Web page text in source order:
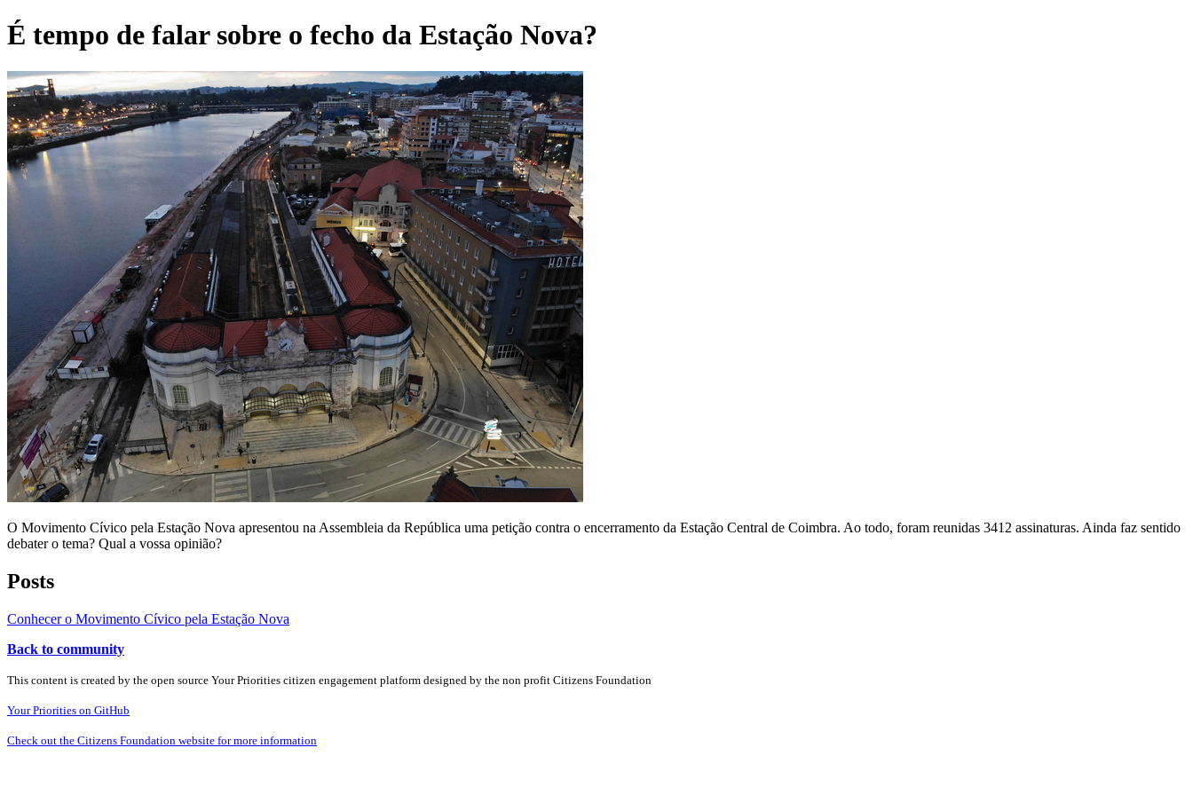
É tempo de falar sobre o fecho da Estação Nova?
O Movimento Cívico pela Estação Nova apresentou na Assembleia da República uma petição contra o encerramento da Estação Central de Coimbra. Ao todo, foram reunidas 3412 assinaturas. Ainda faz sentido
debater o tema? Qual a vossa opinião?
Posts
Conhecer o Movimento Cívico pela Estação Nova
Back to community
This content is created by the open source Your Priorities citizen engagement platform designed by the non profit Citizens Foundation
Your Priorities on GitHub
Check out the Citizens Foundation website for more information